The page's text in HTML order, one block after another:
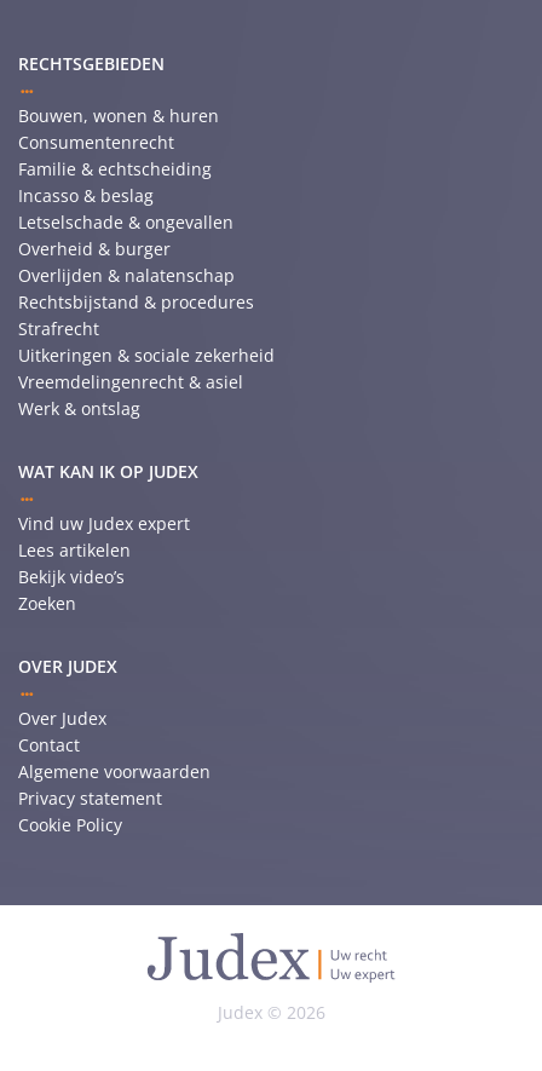
RECHTSGEBIEDEN
Bouwen, wonen & huren
Consumentenrecht
Familie & echtscheiding
Incasso & beslag
Letselschade & ongevallen
Overheid & burger
Overlijden & nalatenschap
Rechtsbijstand & procedures
Strafrecht
Uitkeringen & sociale zekerheid
Vreemdelingenrecht & asiel
Werk & ontslag
WAT KAN IK OP JUDEX
Vind uw Judex expert
Lees artikelen
Bekijk video’s
Zoeken
OVER JUDEX
Over Judex
Contact
Algemene voorwaarden
Privacy statement
Cookie Policy
Judex © 2026